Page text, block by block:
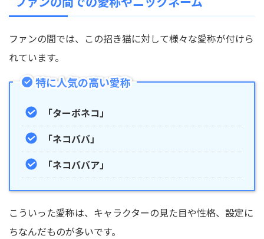
ファンの間では、この招き猫に対して様々な愛称が付けら
れています。
特に人気の高い愛称
「ターボネコ」
「ネコババ」
「ネコババア」
こういった愛称は、キャラクターの見た目や性格、設定に
ちなんだものが多いです。